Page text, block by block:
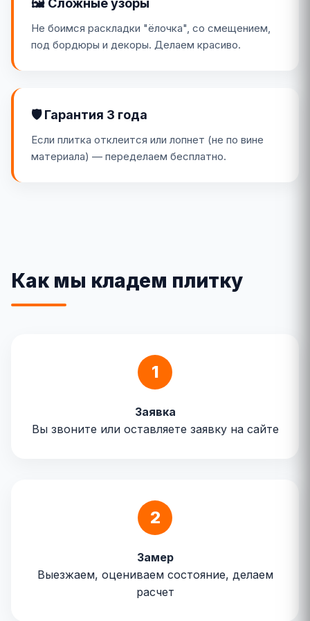
🖼️ Сложные узоры
Не боимся раскладки "ёлочка", со смещением,
под бордюры и декоры. Делаем красиво.
🛡️ Гарантия 3 года
Если плитка отклеится или лопнет (не по вине
материала) — переделаем бесплатно.
Как мы кладем плитку
1
Заявка
Вы звоните или оставляете заявку на сайте
2
Замер
Выезжаем, оцениваем состояние, делаем
расчет